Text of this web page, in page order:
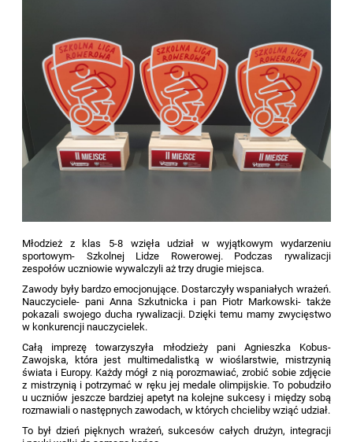
Młodzież z klas 5-8 wzięła udział w wyjątkowym wydarzeniu
sportowym- Szkolnej Lidze Rowerowej. Podczas rywalizacji
zespołów uczniowie wywalczyli aż trzy drugie miejsca.
Zawody były bardzo emocjonujące. Dostarczyły wspaniałych wrażeń.
Nauczyciele- pani Anna Szkutnicka i pan Piotr Markowski- także
pokazali swojego ducha rywalizacji. Dzięki temu mamy zwycięstwo
w konkurencji nauczycielek.
Całą imprezę towarzyszyła młodzieży pani Agnieszka Kobus-
Zawojska, która jest multimedalistką w wioślarstwie, mistrzynią
świata i Europy. Każdy mógł z nią porozmawiać, zrobić sobie zdjęcie
z mistrzynią i potrzymać w ręku jej medale olimpijskie. To pobudziło
u uczniów jeszcze bardziej apetyt na kolejne sukcesy i między sobą
rozmawiali o następnych zawodach, w których chcieliby wziąć udział.
To był dzień pięknych wrażeń, sukcesów całych drużyn, integracji